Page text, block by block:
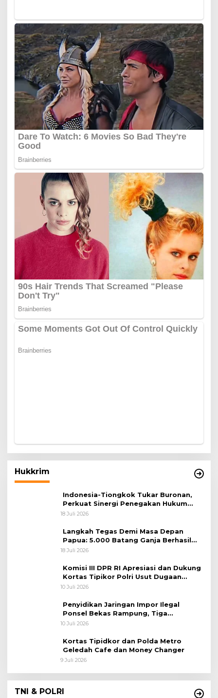
Hukkrim
Indonesia-Tiongkok Tukar Buronan,
Perkuat Sinergi Penegakan Hukum
Lintas Negara
18 Juli 2026
Langkah Tegas Demi Masa Depan
Papua: 5.000 Batang Ganja Berhasil
Diungkap Koops TNI Habema
18 Juli 2026
Komisi III DPR RI Apresiasi dan Dukung
Kortas Tipikor Polri Usut Dugaan
Korupsi Batu Bara
10 Juli 2026
Penyidikan Jaringan Impor Ilegal
Ponsel Bekas Rampung, Tiga
Tersangka Sudah P-21 dan Satu Buron
10 Juli 2026
Kortas Tipidkor dan Polda Metro
Geledah Cafe dan Money Changer
9 Juli 2026
TNI & POLRI